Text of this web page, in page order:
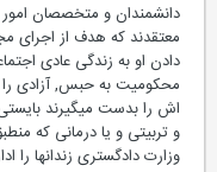
دانشمندان و متخصصان امور
معتقدند که هدف از اجرای
دادن او به زندگی عادی
محکومیت به حبس, آزادی را
اش را بدست میگیرند
و تربیتی و یا درمانی که
وزارت دادگستری زندانها را